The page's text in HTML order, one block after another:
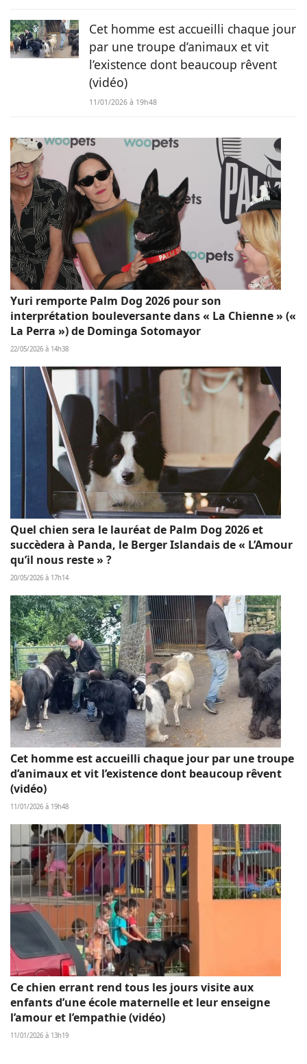
Cet homme est accueilli chaque jour
par une troupe d’animaux et vit
l’existence dont beaucoup rêvent
(vidéo)
11/01/2026 à 19h48
Yuri remporte Palm Dog 2026 pour son
interprétation bouleversante dans « La Chienne » («
La Perra ») de Dominga Sotomayor
22/05/2026 à 14h38
Quel chien sera le lauréat de Palm Dog 2026 et
succèdera à Panda, le Berger Islandais de « L’Amour
qu’il nous reste » ?
20/05/2026 à 17h14
Cet homme est accueilli chaque jour par une troupe
d’animaux et vit l’existence dont beaucoup rêvent
(vidéo)
11/01/2026 à 19h48
Ce chien errant rend tous les jours visite aux
enfants d’une école maternelle et leur enseigne
l’amour et l’empathie (vidéo)
11/01/2026 à 13h19